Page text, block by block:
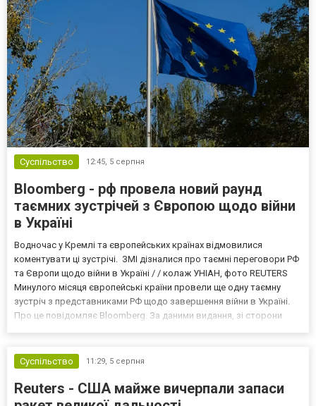
Суспільство 12:45, 5 серпня
Bloomberg - рф провела новий раунд
таємних зустрічей з Європою щодо війни
в Україні
Водночас у Кремлі та європейських країнах відмовилися
коментувати ці зустрічі. ЗМІ дізналися про таємні переговори РФ
та Європи щодо війни в Україні / / колаж УНІАН, фото REUTERS
Минулого місяця європейські країни провели ще одну таємну
зустріч з представниками РФ щодо завершення війни в Україні.
Про це повідомляє Bloomberg. За даними видання, зі сторони
Суспільство
11:29, 5 серпня
Reuters - США майже вичерпали запаси